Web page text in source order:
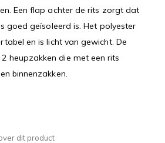
Een flap achter de rits zorgt dat
goed geïsoleerd is. Het polyester
en is licht van gewicht. De
heupzakken die met een rits
binnenzakken.
dit product